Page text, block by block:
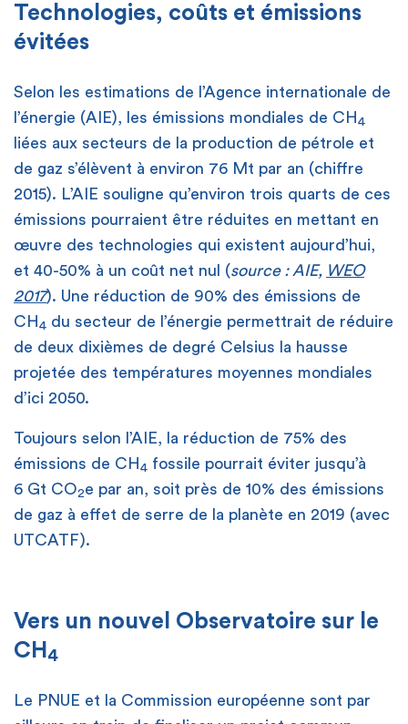
Technologies, coûts et émissions
évitées
Selon les estimations de l’Agence internationale de
l’énergie (AIE), les émissions mondiales de CH 4
liées aux secteurs de la production de pétrole et
de gaz s’élèvent à environ 76 Mt par an (chiffre
2015). L’AIE souligne qu’environ trois quarts de ces
émissions pourraient être réduites en mettant en
œuvre des technologies qui existent aujourd’hui,
et 40-50% à un coût net nul (source : AIE, WEO
2017). Une réduction de 90% des émissions de
CH 4 du secteur de l’énergie permettrait de réduire
de deux dixièmes de degré Celsius la hausse
projetée des températures moyennes mondiales
d’ici 2050.
Toujours selon l’AIE, la réduction de 75% des
émissions de CH 4 fossile pourrait éviter jusqu’à
6 Gt CO2e par an, soit près de 10% des émissions
de gaz à effet de serre de la planète en 2019 (avec
UTCATF).
Vers un nouvel Observatoire sur le
CH 4
Le PNUE et la Commission européenne sont par